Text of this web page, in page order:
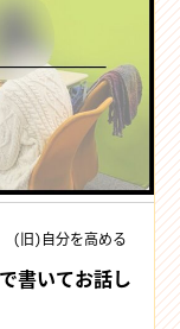
(旧)自分を高める
書いてお話し